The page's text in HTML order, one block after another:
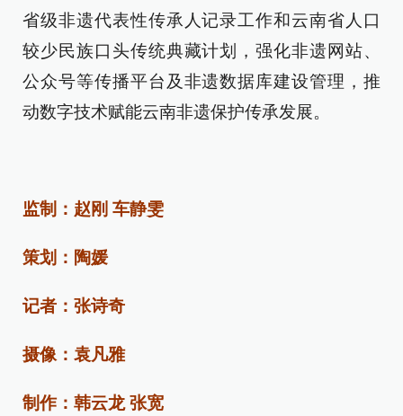
省级非遗代表性传承人记录工作和云南省人口
较少民族口头传统典藏计划，强化非遗网站、
公众号等传播平台及非遗数据库建设管理，推
动数字技术赋能云南非遗保护传承发展。
监制：赵刚 车静雯
策划：陶媛
记者：张诗奇
摄像：袁凡雅
制作：韩云龙 张宽